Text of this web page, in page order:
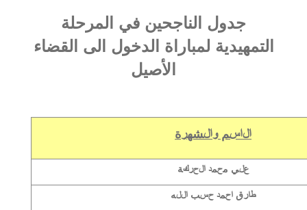
جدول الناجحين في المرحلة
التمهيدية لمباراة الدخول الى القضاء
الأصيل
الاسم والشهرة
علي محمد الحركة
طارق احمد حسب الله